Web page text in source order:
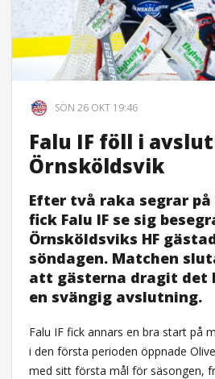
SÖN 26 OKT 19:46
Falu IF föll i
Örnsköldsvik
Efter två raka segrar
fick Falu IF se sig
Örnsköldsviks HF
söndagen. Matchen
att gästerna dragit det
en svängig avslutning.
Falu IF fick annars en bra start på
i den första perioden öppnade
med sitt första mål för säsongen,